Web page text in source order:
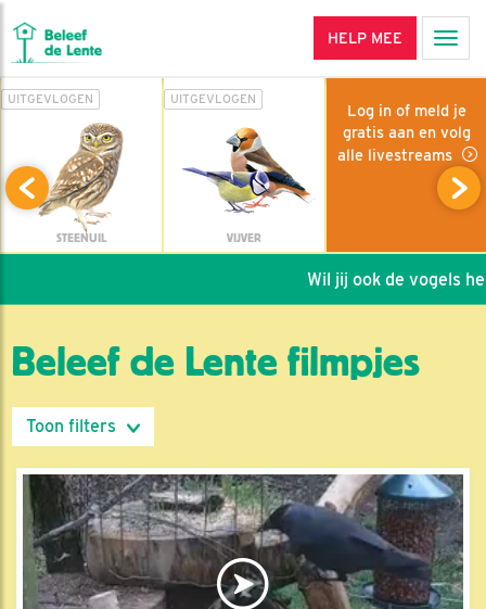
HELP MEE
UITGEVLOGEN
STEENUIL
UITGEVLOGEN
VIJVER
Log in of meld je
gratis aan en volg
alle livestreams
Wil jij ook de vogels
Beleef de Lente filmpjes